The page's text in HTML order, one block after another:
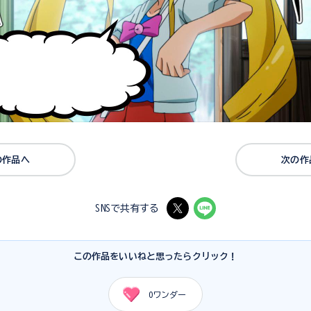
作品へ 次の作
SNSで共有する
この作品をいいねと思ったらクリック！
0ワンダー